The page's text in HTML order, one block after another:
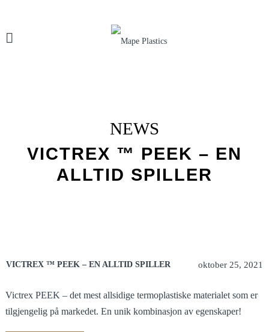
NEWS
VICTREX ™ PEEK – EN
ALLTID SPILLER
VICTREX ™ PEEK – EN ALLTID SPILLER oktober 25, 2021
Victrex PEEK – det mest allsidige termoplastiske materialet som er
tilgjengelig på markedet. En unik kombinasjon av egenskaper!